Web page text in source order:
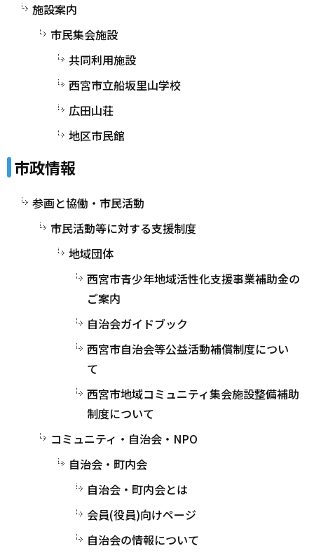
施設案内
市民集会施設
共同利用施設
西宮市立船坂里山学校
広田山荘
地区市民館
市政情報
参画と協働・市民活動
市民活動等に対する支援制度
地域団体
西宮市青少年地域活性化支援事業補助金の
ご案内
自治会ガイドブック
西宮市自治会等公益活動補償制度につい
て
西宮市地域コミュニティ集会施設整備補助
制度について
コミュニティ・自治会・NPO
自治会・町内会
自治会・町内会とは
会員(役員)向けページ
自治会の情報について